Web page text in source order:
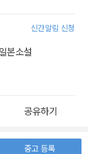
신간알림 신청
본소설
공유하기
중고 등록